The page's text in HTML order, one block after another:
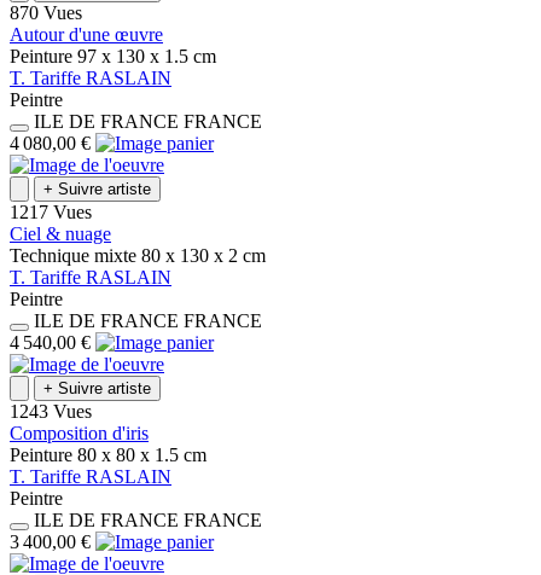
870 Vues
Autour d'une œuvre
Peinture 97 x 130 x 1.5 cm
T. Tariffe RASLAIN
Peintre
ILE DE FRANCE FRANCE
4 080,00 €
+ Suivre artiste
1217 Vues
Ciel & nuage
Technique mixte 80 x 130 x 2 cm
T. Tariffe RASLAIN
Peintre
ILE DE FRANCE FRANCE
4 540,00 €
+ Suivre artiste
1243 Vues
Composition d'iris
Peinture 80 x 80 x 1.5 cm
T. Tariffe RASLAIN
Peintre
ILE DE FRANCE FRANCE
3 400,00 €